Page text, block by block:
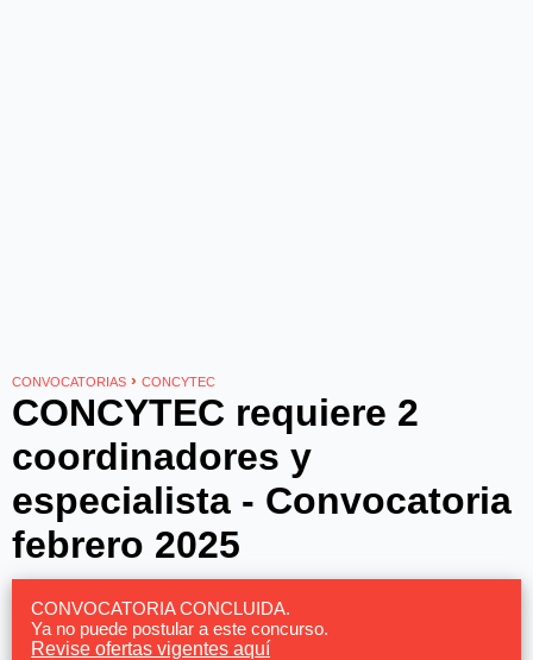
CONVOCATORIAS › CONCYTEC
CONCYTEC requiere 2
coordinadores y
especialista - Convocatoria
febrero 2025
CONVOCATORIA CONCLUIDA.
Ya no puede postular a este concurso.
Revise ofertas vigentes aquí